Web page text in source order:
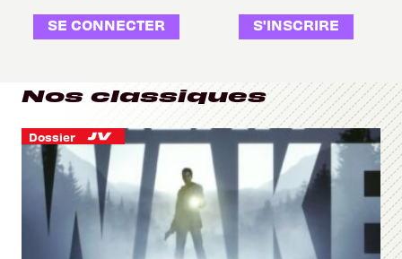
SE CONNECTER S'INSCRIRE
Nos classiques
Dossier